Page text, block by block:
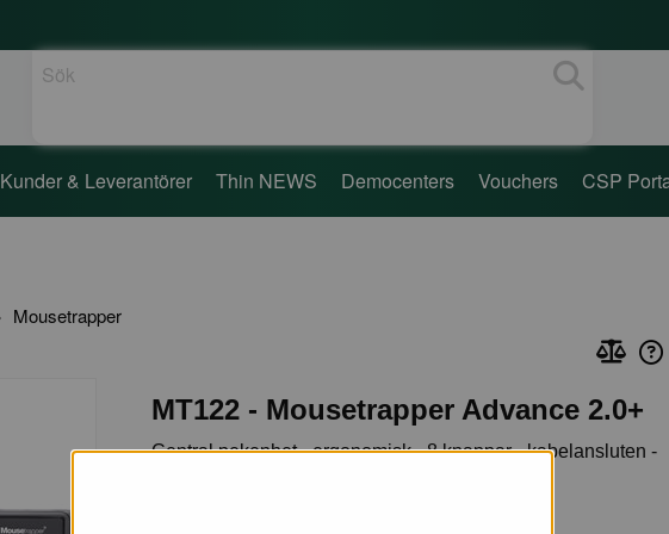
Sök
Kunder & Leverantörer Thin NEWS Democenters Vouchers CSP
Mousetrapper
MT122 - Mousetrapper Advance 2.0+
Central pekenhet - ergonomisk - 8 knappar - kabelansluten -